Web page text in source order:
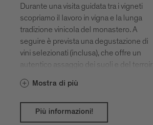
Durante una visita guidata tra i vigneti
scopriamo il lavoro in vigna e la lunga
tradizione vinicola del monastero. A
seguire è prevista una degustazione di
vini selezionati (inclusa), che offre un
autentico assaggio dei suoli e del terroir
Mostra di più
Più informazioni!